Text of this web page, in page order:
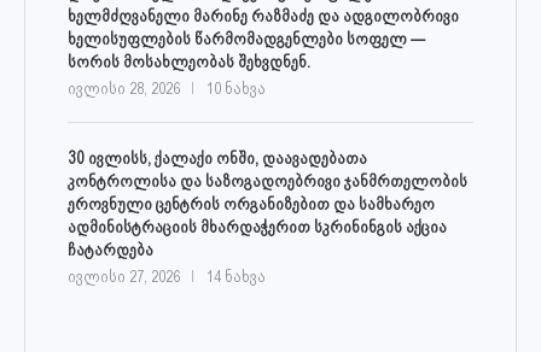
ხელმძღვანელი მარინე რაზმაძე და ადგილობრივი
ხელისუფლების წარმომადგენლები სოფელ —
სორის მოსახლეობას შეხვდნენ.
ივლისი 28, 2026 10 ნახვა
30 ივლისს, ქალაქი ონში, დაავადებათა
კონტროლისა და საზოგადოებრივი ჯანმრთელობის
ეროვნული ცენტრის ორგანიზებით და სამხარეო
ადმინისტრაციის მხარდაჭერით სკრინინგის აქცია
ჩატარდება
ივლისი 27, 2026 14 ნახვა